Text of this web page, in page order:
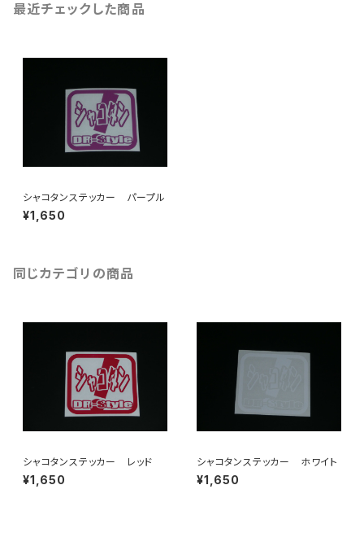
最近チェックした商品
シャコタンステッカー パープル
¥1,650
同じカテゴリの商品
シャコタンステッカー レッド
¥1,650
シャコタンステッカー ホワイト
¥1,650